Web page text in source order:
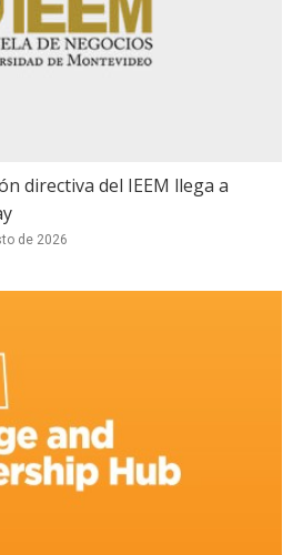
directiva del IEEM llega a
de 2026